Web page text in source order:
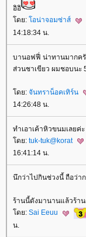
อิอิ
ดย: อน่าจอมซ่าส์
14:18:34 น.
บานอฟฟี่ น่าทานมากค
ส่วนชาเขียว ผมชอบนะ
ดย: จันทราน็อคเทิร์น
14:26:48 น.
ทำเอาเค้าหิวขนมเลยค่ะ
ดย: tuk-tuk@korat
16:41:14 น.
นึกว่าไปกินช่วงนี้ ถือว่า
ร้านนี้ดังมานานแล้วร้าน
ดย: Sai Eeuu
น.